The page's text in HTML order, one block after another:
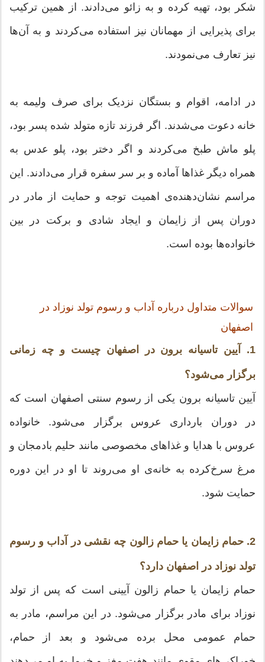
شکر بود، تهیه کرده و به زائو می‌دادند. از همین ترکیب
برای پذیرایی از مهمانان نیز استفاده می‌کردند و به آن‌ها
نیز تعارف می‌نمودند.
در ادامه، اقوام و بستگان نزدیک برای صرف ولیمه به
خانه دعوت می‌شدند. اگر فرزند تازه‌ متولد شده پسر بود،
پلو ماش طبخ می‌کردند و اگر دختر بود، پلو عدس به
همراه دیگر غذاها آماده و بر سر سفره قرار می‌دادند. این
مراسم نشان‌دهنده‌ی اهمیت توجه و حمایت از مادر در
دوران پس از زایمان و ایجاد شادی و برکت در بین
خانواده‌ها بوده است.
سوالات متداول درباره آداب و رسوم تولد نوزاد در
اصفهان
1. آیین تاسیانه برون در اصفهان چیست و چه زمانی
برگزار می‌شود؟
آیین تاسیانه برون یکی از رسوم سنتی اصفهان است که
در دوران بارداری عروس برگزار می‌شود. خانواده
عروس با هدایا و غذاهای مخصوصی مانند حلیم بادمجان و
مرغ سرخ‌کرده به خانه‌ی او می‌روند تا او در این دوره
حمایت شود.
2. حمام زایمان یا حمام زالون چه نقشی در آداب و رسوم
تولد نوزاد در اصفهان دارد؟
حمام زایمان یا حمام زالون آیینی است که پس از تولد
نوزاد برای مادر برگزار می‌شود. در این مراسم، مادر به
حمام عمومی محل برده می‌شود و بعد از حمام،